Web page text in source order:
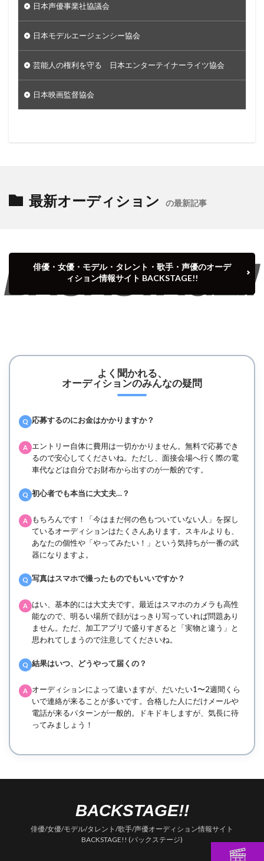
日本声優事業社協議会
日本モデルエージェンシー協会
芸能人の権利を守る 日本エンターテイナーライツ協会
日本映画監督協会
最新オーディション の最新記事
俳優・女優・モデル・タレント・歌手・声優のオーデ
ィション情報サイト BACKSTAGE!!
よく聞かれる、
オーディションのみんなの疑問
Q 応募するのにお金はかかりますか？
A
エントリー自体に費用は一切かかりません。無料で応募でき
るので安心してくださいね。ただし、面接会場へ行く際の電
車代などは自分でお財布から出すのが一般的です。
Q 初心者でも本当に大丈夫…？
A
もちろんです！「今はまだ何の色もついていない人」を探し
ているオーディションはたくさんあります。スキルよりも、
あなたの個性や「やってみたい！」という気持ちが一番の武
器になりますよ。
Q 写真はスマホで撮ったものでもいいですか？
A
はい、基本的には大丈夫です。最近はスマホのカメラも高性
能なので、明るい場所で顔がはっきり写っていれば問題あり
ません。ただ、加工アプリで盛りすぎると「実物と違う」と
思われてしまうので注意してくださいね。
Q 結果はいつ、どうやって届くの？
A
オーディションによって違いますが、だいたい1〜2週間くら
いで連絡が来ることが多いです。合格した人にだけメールや
電話が来るパターンが一般的。ドキドキしますが、気長に待
ってみましょう！
BACKSTAGE!!
俳優/女優/モデル/タレント/歌手/声優オーディション情報サイト
BACKSTAGE!! (バックステージ)